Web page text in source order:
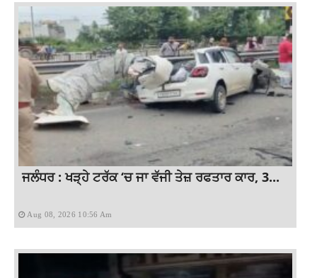
ਜਲੰਧਰ : ਖੜ੍ਹੇ ਟਰੱਕ ‘ਚ ਜਾ ਵੱਜੀ ਤੇਜ਼ ਰਫਤਾਰ ਕਾਰ, 3...
Aug 08, 2026 10:56 Am